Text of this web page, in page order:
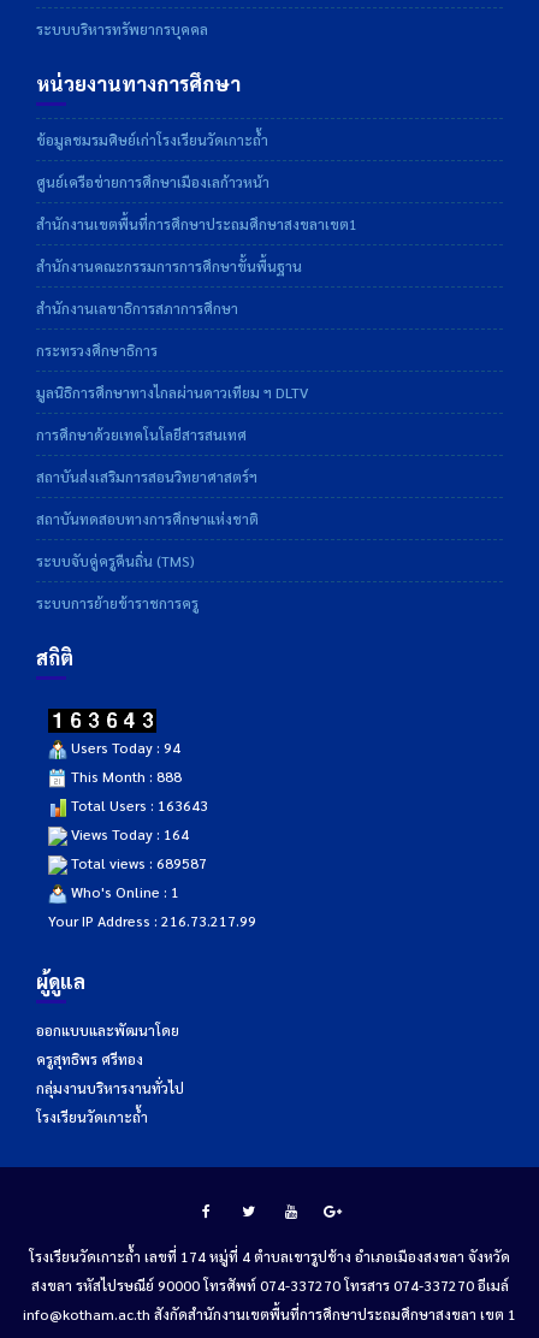
ระบบบริหารทรัพยากรบุคคล
หน่วยงานทางการศึกษา
ข้อมูลชมรมศิษย์เก่าโรงเรียนวัดเกาะถ้ำ
ศูนย์เครือข่ายการศึกษาเมืองเลก้าวหน้า
สำนักงานเขตพื้นที่การศึกษาประถมศึกษาสงขลาเขต1
สำนักงานคณะกรรมการการศึกษาขั้นพื้นฐาน
สำนักงานเลขาธิการสภาการศึกษา
กระทรวงศึกษาธิการ
มูลนิธิการศึกษาทางไกลผ่านดาวเทียม ฯ DLTV
การศึกษาด้วยเทคโนโลยีสารสนเทศ
สถาบันส่งเสริมการสอนวิทยาศาสตร์ฯ
สถาบันทดสอบทางการศึกษาแห่งชาติ
ระบบจับคู่ครูคืนถิ่น (TMS)
ระบบการย้ายข้าราชการครู
สถิติ
Users Today : 94
This Month : 888
Total Users : 163643
Views Today : 164
Total views : 689587
Who's Online : 1
Your IP Address : 216.73.217.99
ผู้ดูแล
ออกแบบและพัฒนาโดย
ครูสุทธิพร ศรีทอง
กลุ่มงานบริหารงานทั่วไป
โรงเรียนวัดเกาะถ้ำ
โรงเรียนวัดเกาะถ้ำ เลขที่ 174 หมู่ที่ 4 ตำบลเขารูปช้าง อำเภอเมืองสงขลา จังหวัด
สงขลา รหัสไปรษณีย์ 90000 โทรศัพท์ 074-337270 โทรสาร 074-337270 อีเมล์
info@kotham.ac.th สังกัดสำนักงานเขตพื้นที่การศึกษาประถมศึกษาสงขลา เขต 1